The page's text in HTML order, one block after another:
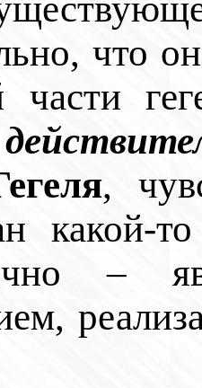
что
части
,
какой-
–